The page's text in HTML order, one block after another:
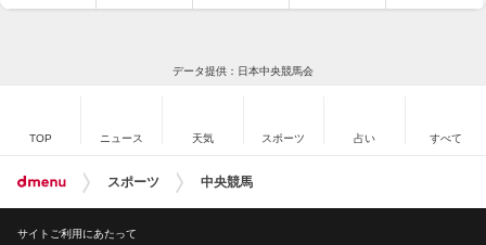
データ提供：日本中央競馬会
TOP ニュース 天気 スポーツ 占い すべて
スポーツ 中央競馬
サイトご利用にあたって